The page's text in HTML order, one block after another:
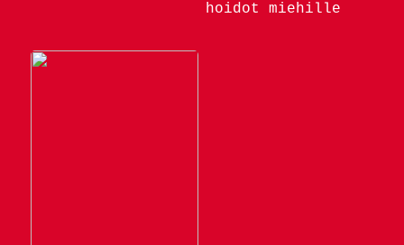
hoidot miehille